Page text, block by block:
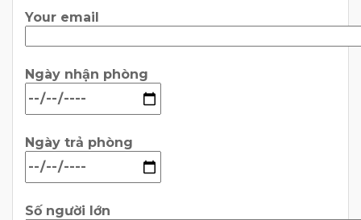
Your email
Ngày nhận phòng
Ngày trả phòng
Số người lớn